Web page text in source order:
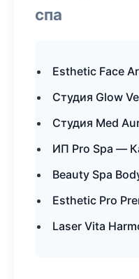
спа
Esthetic Face
Студия Glow
Студия Med
ИП Pro Spa —
Beauty Spa
Esthetic Pro
Laser Vita